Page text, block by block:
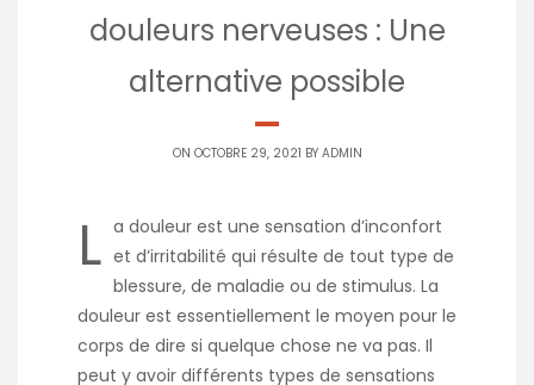
douleurs nerveuses : Une
alternative possible
ON OCTOBRE 29, 2021 BY ADMIN
L a douleur est une sensation d’inconfort
et d’irritabilité qui résulte de tout type de
blessure, de maladie ou de stimulus. La
douleur est essentiellement le moyen pour le
corps de dire si quelque chose ne va pas. Il
peut y avoir différents types de sensations